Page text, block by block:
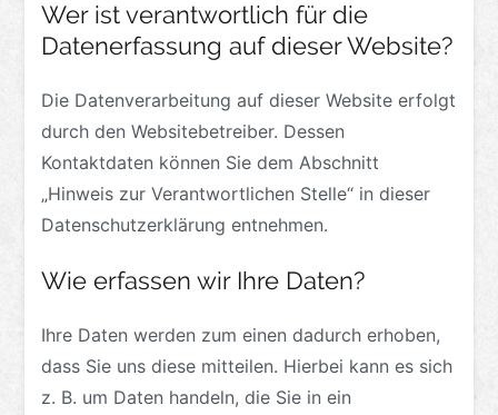
Wer ist verantwortlich für die
Datenerfassung auf dieser Website?
Die Datenverarbeitung auf dieser Website erfolgt
durch den Websitebetreiber. Dessen
Kontaktdaten können Sie dem Abschnitt
„Hinweis zur Verantwortlichen Stelle“ in dieser
Datenschutzerklärung entnehmen.
Wie erfassen wir Ihre Daten?
Ihre Daten werden zum einen dadurch erhoben,
dass Sie uns diese mitteilen. Hierbei kann es sich
z. B. um Daten handeln, die Sie in ein